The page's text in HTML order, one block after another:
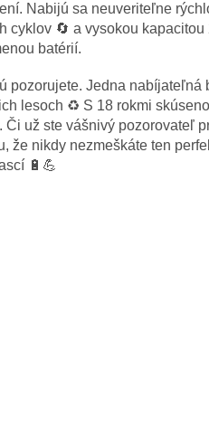
Nabijú sa neuveriteľne
cyklov 🔄 a vysokou
batérií.
pozorujete. Jedna nabíjateľná
lesoch ♻️ S 18 rokmi
už ste vášnivý pozorovateľ
že nikdy nezmeškáte ten
🔋💪